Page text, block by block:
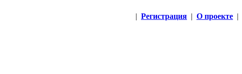
| Регистрация | О проекте |